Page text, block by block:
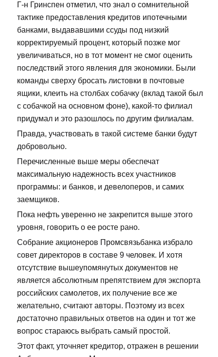
Г-н Гринспен отметил, что знал о сомнительной
тактике предоставления кредитов ипотечными
банками, выдававшими ссуды под низкий
корректируемый процент, который позже мог
увеличиваться, но в тот момент не смог оценить
последствий этого явления для экономики. Были
команды сверху бросать листовки в почтовые
ящики, клеить на столбах собачку (вклад такой был
с собачкой на основном фоне), какой-то филиал
придумал и это разошлось по другим филиалам.
Правда, участвовать в такой системе банки будут
добровольно.
Перечисленные выше меры обеспечат
максимальную надежность всех участников
программы: и банков, и девелоперов, и самих
заемщиков.
Пока нефть уверенно не закрепится выше этого
уровня, говорить о ее росте рано.
Собрание акционеров Промсвязьбанка избрало
совет директоров в составе 9 человек. И хотя
отсутствие вышеупомянутых документов не
является абсолютным препятствием для экспорта
российских самолетов, их получение все же
желательно, считают авторы. Поэтому из всех
достаточно правильных ответов на один и тот же
вопрос стараюсь выбрать самый простой.
Этот факт, уточняет кредитор, отражен в решении